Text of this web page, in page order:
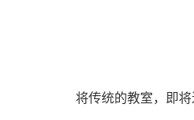
将传统的教室，即将